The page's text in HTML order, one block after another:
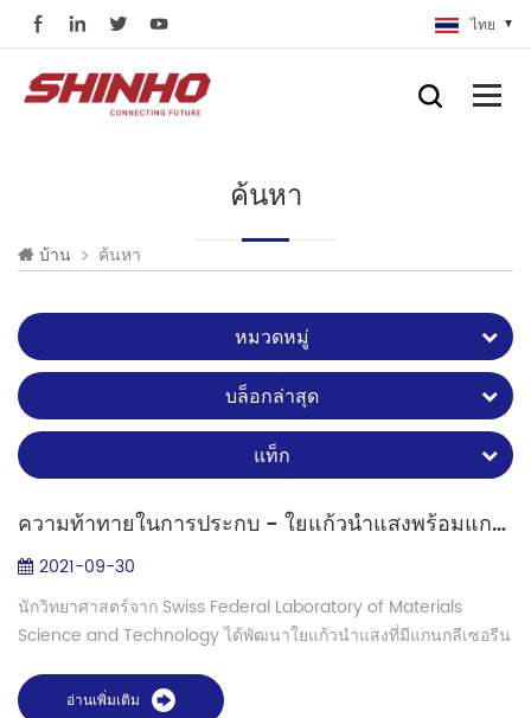
ไทย
ค้นหา
บ้าน ค้นหา
หมวดหมู่
บล็อกล่าสุด
แท็ก
ความท้าทายในการประกบ - ใยแก้วนำแสงพร้อมแกนกลีเซอรีนเหลว
2021-09-30
นักวิทยาศาสตร์จาก Swiss Federal Laboratory of Materials
Science and Technology ได้พัฒนาใยแก้วนำแสงที่มีแกนกลีเซอรีน
ไฟเบอร์ทั่วไป เส้นใ...
อ่านเพิ่มเติม